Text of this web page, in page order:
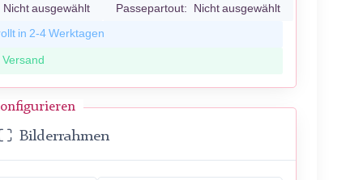
Nicht ausgewählt
Passepartout: Nicht ausgewählt
in 2-4 Werktagen
Bilderrahmen